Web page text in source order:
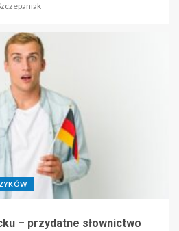
– przydatne słownictwo